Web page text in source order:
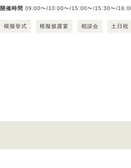
開催時間 09:00〜/10:00〜/15:00〜/15:30〜/
模擬挙式 模擬披露宴 相談会 土日祝